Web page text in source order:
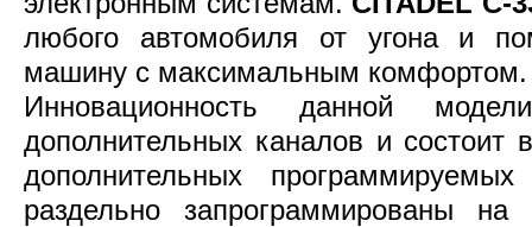
любого автомобиля от угона и
машину с максимальным комфортом.
Инновационность данной
дополнительных каналов и
дополнительных
раздельно запрограммированы на